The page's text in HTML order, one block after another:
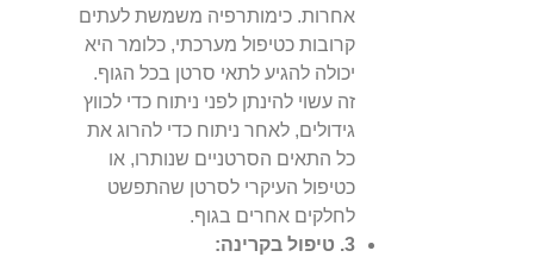
אחרות. כימותרפיה משמשת לעתים
קרובות כטיפול מערכתי, כלומר היא
יכולה להגיע לתאי סרטן בכל הגוף.
זה עשוי להינתן לפני ניתוח כדי לכווץ
גידולים, לאחר ניתוח כדי להרוג את
כל התאים הסרטניים שנותרו, או
כטיפול העיקרי לסרטן שהתפשט
לחלקים אחרים בגוף.
3. טיפול בקרינה: